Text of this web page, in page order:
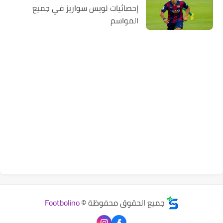
إحصائيات لويس سواريز في جميع
المواسم
جميع الحقوق محفوظة ©Footbolino